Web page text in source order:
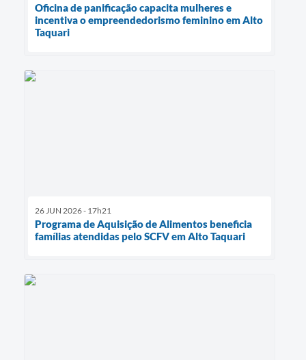
Oficina de panificação capacita mulheres e
incentiva o empreendedorismo feminino em Alto
Taquari
26 JUN 2026 - 17h21
Programa de Aquisição de Alimentos beneficia
famílias atendidas pelo SCFV em Alto Taquari